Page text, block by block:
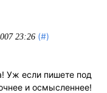
23:26 (#)
Уж если пишете под
и осмысленнее!